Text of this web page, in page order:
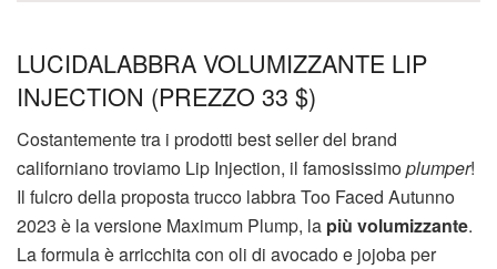
LUCIDALABBRA VOLUMIZZANTE LIP
INJECTION (PREZZO 33 $)
Costantemente tra i prodotti best seller del brand
californiano troviamo Lip Injection, il famosissimoplumper!
Il fulcro della proposta trucco labbra Too Faced Autunno
2023 è la versione Maximum Plump, la più volumizzante.
La formula è arricchita con oli di avocado e jojoba per